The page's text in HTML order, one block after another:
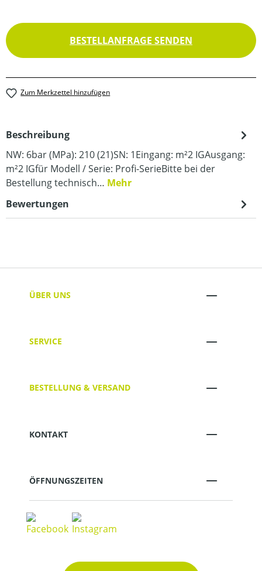
BESTELLANFRAGE SENDEN
Zum Merkzettel hinzufügen
Beschreibung
NW: 6bar (MPa): 210 (21)SN: 1Eingang: m²2 IGAusgang:
m²2 IGfür Modell / Serie: Profi-SerieBitte bei der
Bestellung technisch… Mehr
Bewertungen
ÜBER UNS
SERVICE
BESTELLUNG & VERSAND
KONTAKT
ÖFFNUNGSZEITEN